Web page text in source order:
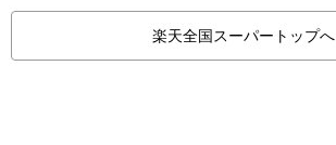
楽天全国スーパートップへ